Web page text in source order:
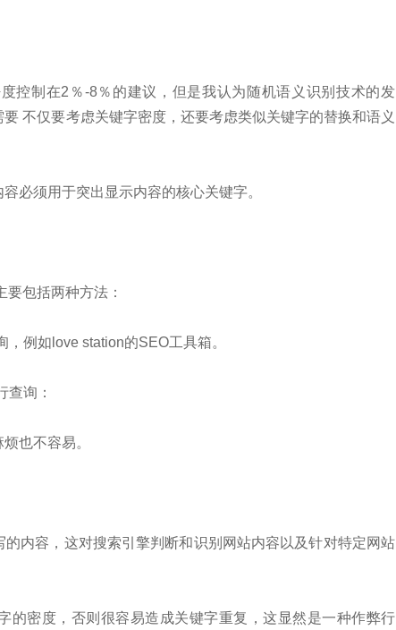
控制在2％-8％的建议，但是我认为随机语义识别技术的发
不仅要考虑关键字密度，还要考虑类似关键字的替换和语义
必须用于突出显示内容的核心关键字。
包括两种方法：
，例如love station的SEO工具箱。
查询：
也不容易。
内容，这对搜索引擎判断和识别网站内容以及针对特定网站
的密度，否则很容易造成关键字重复，这显然是一种作弊行